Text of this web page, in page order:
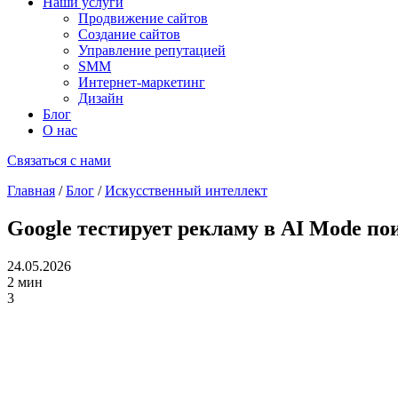
Продвижение сайтов
Создание сайтов
Управление репутацией
SMM
Интернет-маркетинг
Дизайн
Блог
О нас
Связаться с нами
Главная /Блог /Искусственный интеллект
Google тестирует рекламу в AI Mode
24.05.2026
2 мин
3